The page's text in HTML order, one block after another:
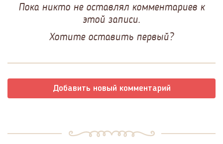
Пока никто не оставлял комментариев к
этой записи.
Хотите оставить первый?
Добавить новый комментарий